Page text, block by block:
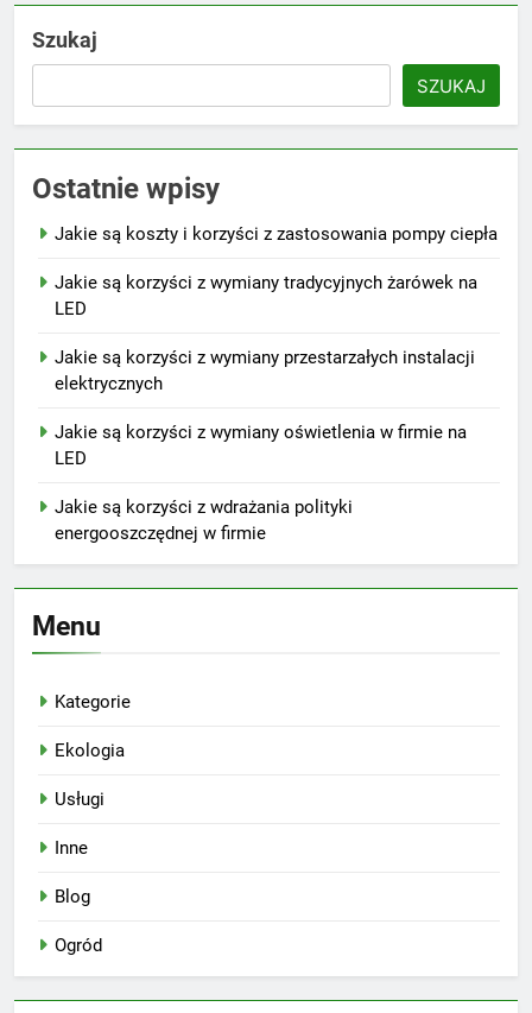
Szukaj
SZUKAJ
Ostatnie wpisy
Jakie są koszty i korzyści z zastosowania pompy ciepła
Jakie są korzyści z wymiany tradycyjnych żarówek na
LED
Jakie są korzyści z wymiany przestarzałych instalacji
elektrycznych
Jakie są korzyści z wymiany oświetlenia w firmie na
LED
Jakie są korzyści z wdrażania polityki
energooszczędnej w firmie
Menu
Kategorie
Ekologia
Usługi
Inne
Blog
Ogród